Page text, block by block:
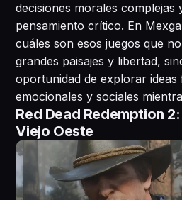
decisiones morales complejas
pensamiento crítico. En
cuáles son esos juegos que
grandes paisajes y libertad,
oportunidad de explorar ideas
emocionales y sociales
Red Dead Redemption
Viejo Oeste